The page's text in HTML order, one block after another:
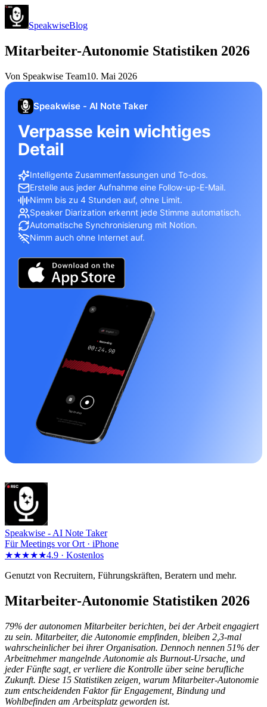
SpeakwiseBlog
Mitarbeiter-Autonomie Statistiken 2026
Von Speakwise Team10. Mai 2026
Speakwise - AI Note Taker
Verpasse kein wichtiges
Detail
Intelligente Zusammenfassungen und To-dos.
Erstelle aus jeder Aufnahme eine Follow-up-E-Mail.
Nimm bis zu 4 Stunden auf, ohne Limit.
Speaker Diarization erkennt jede Stimme automatisch.
Automatische Synchronisierung mit Notion.
Nimm auch ohne Internet auf.
Speakwise - AI Note Taker
Für Meetings vor Ort · iPhone
★★★★★4.9 · Kostenlos
Genutzt von Recruitern, Führungskräften, Beratern und mehr.
Mitarbeiter-Autonomie Statistiken 2026
79% der autonomen Mitarbeiter berichten, bei der Arbeit engagiert
zu sein. Mitarbeiter, die Autonomie empfinden, bleiben 2,3-mal
wahrscheinlicher bei ihrer Organisation. Dennoch nennen 51% der
Arbeitnehmer mangelnde Autonomie als Burnout-Ursache, und
jeder Fünfte sagt, er verliere die Kontrolle über seine berufliche
Zukunft. Diese 15 Statistiken zeigen, warum Mitarbeiter-Autonomie
zum entscheidenden Faktor für Engagement, Bindung und
Wohlbefinden am Arbeitsplatz geworden ist.